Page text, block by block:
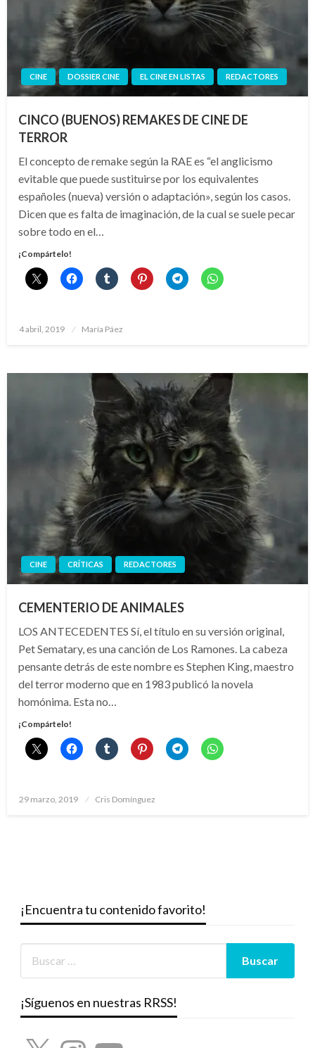
CINE DOSSIER CINE EL CINE EN LISTAS REDACTORES
CINCO (BUENOS) REMAKES DE CINE DE
TERROR
El concepto de remake según la RAE es “el anglicismo
evitable que puede sustituirse por los equivalentes
españoles (nueva) versión o adaptación», según los casos.
Dicen que es falta de imaginación, de la cual se suele pecar
sobre todo en el…
¡Compártelo!
Publicado
4 abril, 2019 María Páez
CINE CRÍTICAS REDACTORES
CEMENTERIO DE ANIMALES
LOS ANTECEDENTES Sí, el título en su versión original,
Pet Sematary, es una canción de Los Ramones. La cabeza
pensante detrás de este nombre es Stephen King, maestro
del terror moderno que en 1983 publicó la novela
homónima. Esta no…
¡Compártelo!
Publicado
29 marzo, 2019 Cris Domínguez
¡Encuentra tu contenido favorito!
¡Síguenos en nuestras RRSS!
X InstagramYouTube